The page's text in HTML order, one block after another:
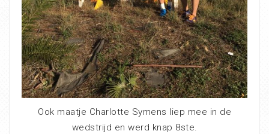
Ook maatje Charlotte Symens liep mee in de
wedstrijd en werd knap 8ste.